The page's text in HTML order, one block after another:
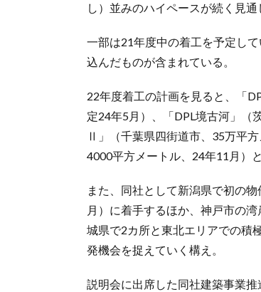
し）並みのハイペースが続く見通
一部は21年度中の着工を予定し
込んだものが含まれている。
22年度着工の計画を見ると、「
定24年5月）、「DPL境古河」（
Ⅱ」（千葉県四街道市、35万平
4000平方メートル、24年11月）
また、同社として新潟県で初の
月）に着手するほか、神戸市の
城県で2カ所と東北エリアでの積
発機会を捉えていく構え。
説明会に出席した同社建築事業